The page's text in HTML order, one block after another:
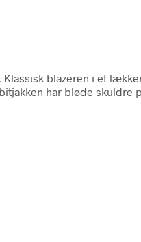
Klassisk blazeren i et
har bløde skuldre